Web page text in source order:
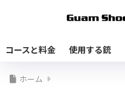
コースと料金 使用する銃
ホーム